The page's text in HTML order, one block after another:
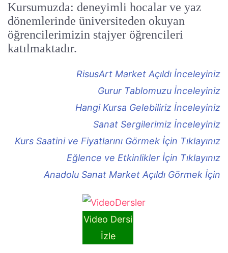
Kursumuzda: deneyimli hocalar ve yaz
dönemlerinde üniversiteden okuyan
öğrencilerimizin stajyer öğrencileri
katılmaktadır.
RisusArt Market Açıldı İnceleyiniz
Gurur Tablomuzu İnceleyiniz
Hangi Kursa Gelebiliriz İnceleyiniz
Sanat Sergilerimiz İnceleyiniz
Kurs Saatini ve Fiyatlarını Görmek İçin Tıklayınız
Eğlence ve Etkinlikler İçin Tıklayınız
Anadolu Sanat Market Açıldı Görmek İçin
Video Dersi
İzle